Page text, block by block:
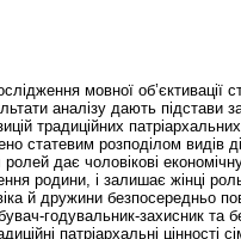
мовної об’єктивації
аналізу дають підстави
традиційних
статевим розподілом видів
дає чоловікові
родини, і залишає жінці
й дружини безпосередньо
годувальник-захисник
патріархальні цінності